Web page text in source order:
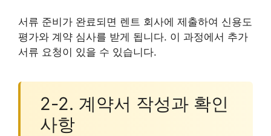
서류 준비가 완료되면 렌트 회사에 제출하여 신용도
평가와 계약 심사를 받게 됩니다. 이 과정에서 추가
서류 요청이 있을 수 있습니다.
2-2. 계약서 작성과 확인
사항